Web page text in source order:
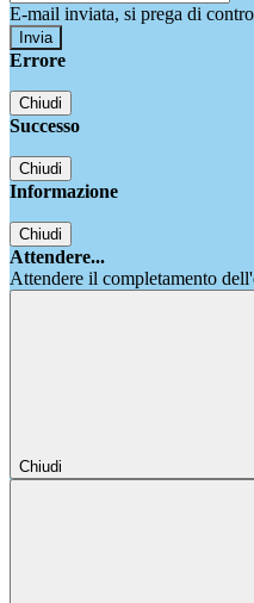
E-mail inviata, si prega di
Errore
Chiudi
Successo
Chiudi
Informazione
Chiudi
Attendere...
Attendere il completamento
Chiudi